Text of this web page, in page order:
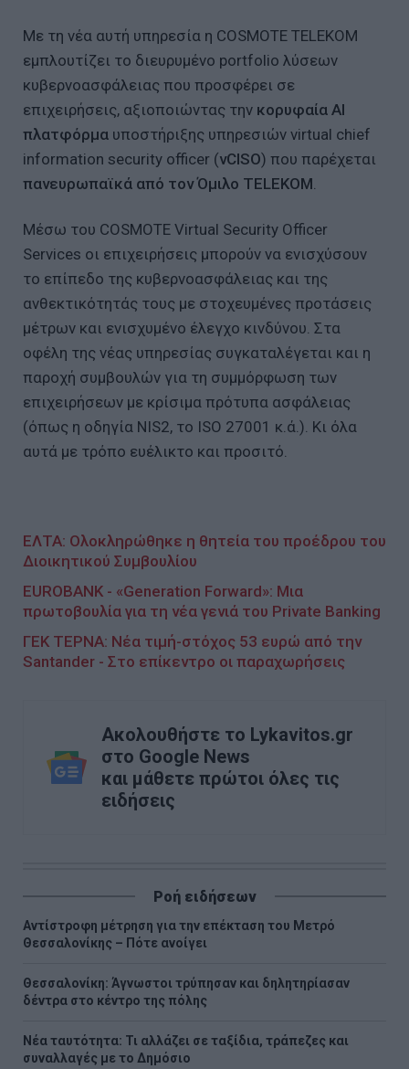
Με τη νέα αυτή υπηρεσία η COSMOTE TELEKOM
εμπλουτίζει το διευρυμένο portfolio λύσεων
κυβερνοασφάλειας που προσφέρει σε
επιχειρήσεις, αξιοποιώντας την κορυφαία AI
πλατφόρμα υποστήριξης υπηρεσιών virtual chief
information security οfficer (vCISO) που παρέχεται
πανευρωπαϊκά από τον Όμιλο TELEKOM
Μέσω του COSMOTE Virtual Security Officer
Services οι επιχειρήσεις μπορούν να ενισχύσουν
το επίπεδο της κυβερνοασφάλειας και της
ανθεκτικότητάς τους με στοχευμένες προτάσεις
μέτρων και ενισχυμένο έλεγχο κινδύνου. Στα
οφέλη της νέας υπηρεσίας συγκαταλέγεται και η
παροχή συμβουλών για τη συμμόρφωση των
επιχειρήσεων με κρίσιμα πρότυπα ασφάλειας
(όπως η οδηγία NIS2, το ISO 27001 κ.ά.). Κι όλα
αυτά με τρόπο ευέλικτο και προσιτό.
ΕΛΤΑ: Ολοκληρώθηκε η θητεία του προέδρου του
Διοικητικού Συμβουλίου
EUROBANK - «Generation Forward»: Μια
πρωτοβουλία για τη νέα γενιά του Private Banking
ΓΕΚ ΤΕΡΝΑ: Νέα τιμή-στόχος 53 ευρώ από την
Santander - Στο επίκεντρο οι παραχωρήσεις
Ακολουθήστε το Lykavitos.gr
στο Google News
και μάθετε πρώτοι όλες τις
ειδήσεις
Ροή ειδήσεων
Αντίστροφη μέτρηση για την επέκταση του Μετρό
Θεσσαλονίκης – Πότε ανοίγει
Θεσσαλονίκη: Άγνωστοι τρύπησαν και δηλητηρίασαν
δέντρα στο κέντρο της πόλης
Νέα ταυτότητα: Τι αλλάζει σε ταξίδια, τράπεζες και
συναλλαγές με το Δημόσιο